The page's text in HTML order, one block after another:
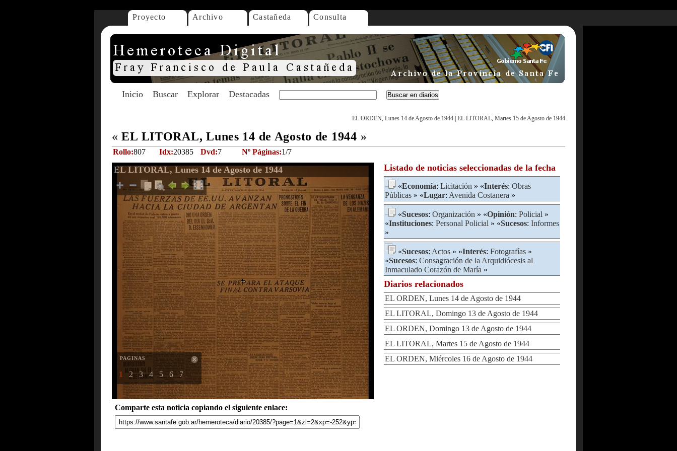
Proyecto Archivo Castañeda Consulta
Inicio Buscar Explorar Destacadas
EL ORDEN, Lunes 14 de Agosto de 1944 EL LITORAL, Martes 15 de Agosto de 1944
« EL LITORAL, Lunes 14 de Agosto de 1944 »
Rollo:807 Idx:20385 Dvd:7 Nº Páginas:1/7
EL LITORAL, Lunes 14 de Agosto de 1944
PAGINAS
1 2 3 4 5 6 7
Comparte esta noticia copiando el siguiente enlace:
Listado de noticias seleccionadas de la fecha
«Economía: Licitación » «Interés: Obras
Públicas » «Lugar: Avenida Costanera »
«Sucesos: Organización » «Opinión: Policial »
«Instituciones: Personal Policial » «Sucesos: Informes
»
«Sucesos: Actos » «Interés: Fotografías »
«Sucesos: Consagración de la Arquidiócesis al
Inmaculado Corazón de María »
Diarios relacionados
EL ORDEN, Lunes 14 de Agosto de 1944
EL LITORAL, Domingo 13 de Agosto de 1944
EL ORDEN, Domingo 13 de Agosto de 1944
EL LITORAL, Martes 15 de Agosto de 1944
EL ORDEN, Miércoles 16 de Agosto de 1944